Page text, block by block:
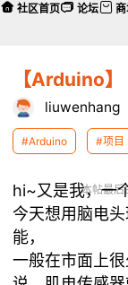
【Arduino】
liuwenhang
#Arduino #项目
本帖最
hi~又是我，一
今天想用脑电
能，
一般在市面上
社区首页 论坛